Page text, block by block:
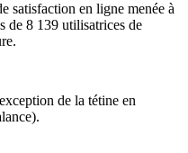
satisfaction en ligne menée à
de 8 139 utilisatrices de
de la tétine en